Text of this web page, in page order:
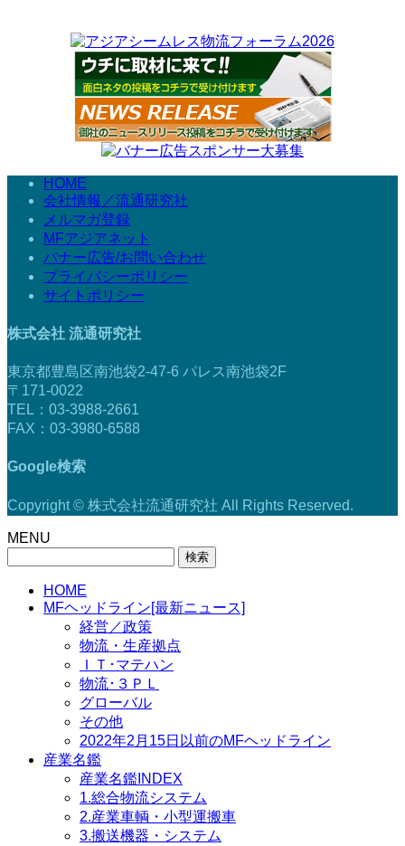
HOME
会社情報／流通研究社
メルマガ登録
MFアジアネット
バナー広告/お問い合わせ
プライバシーポリシー
サイトポリシー
株式会社 流通研究社
東京都豊島区南池袋2-47-6 パレス南池袋2F
〒171-0022
TEL：03-3988-2661
FAX：03-3980-6588
Google検索
Copyright © 株式会社流通研究社 All Rights Reserved.
MENU
HOME
MFヘッドライン[最新ニュース]
経営／政策
物流・生産拠点
ＩＴ･マテハン
物流･３ＰＬ
グローバル
その他
2022年2月15日以前のMFヘッドライン
産業名鑑
産業名鑑INDEX
1.総合物流システム
2.産業車輌・小型運搬車
3.搬送機器・システム